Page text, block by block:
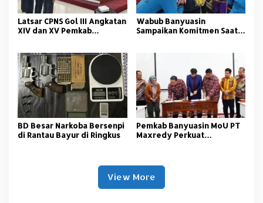
Latsar CPNS Gol III Angkatan
XIV dan XV Pemkab
Wabub Banyuasin
Sampaikan Komitmen Saat
BD Besar Narkoba Bersenpi
di Rantau Bayur di Ringkus
Pemkab Banyuasin MoU PT
Maxredy Perkuat
View More